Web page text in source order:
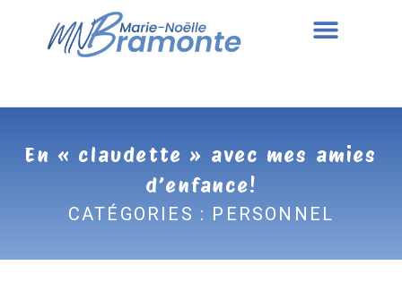
En « claudette » avec mes amies
d’enfance!
CATÉGORIES : PERSONNEL